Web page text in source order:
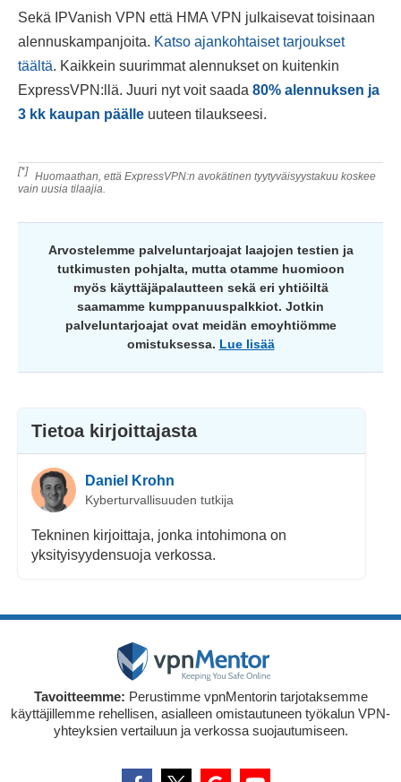
Sekä IPVanish VPN että HMA VPN julkaisevat toisinaan
alennuskampanjoita. Katso ajankohtaiset tarjoukset
täältä. Kaikkein suurimmat alennukset on kuitenkin
ExpressVPN:llä. Juuri nyt voit saada 80% alennuksen ja
3 kk kaupan päälle uuteen tilaukseesi.
[*] Huomaathan, että ExpressVPN:n avokätinen tyytyväisyystakuu koskee
vain uusia tilaajia.
Arvostelemme palveluntarjoajat laajojen testien ja
tutkimusten pohjalta, mutta otamme huomioon
myös käyttäjäpalautteen sekä eri yhtiöiltä
saamamme kumppanuuspalkkiot. Jotkin
palveluntarjoajat ovat meidän emoyhtiömme
omistuksessa. Lue lisää
Tietoa kirjoittajasta
Daniel Krohn
Kyberturvallisuuden tutkija
Tekninen kirjoittaja, jonka intohimona on
yksityisyydensuoja verkossa.
Tavoitteemme: Perustimme vpnMentorin tarjotaksemme
käyttäjillemme rehellisen, asialleen omistautuneen työkalun VPN-
yhteyksien vertailuun ja verkossa suojautumiseen.